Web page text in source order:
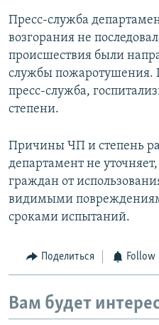
Пресс-служба
возгорания не
происшествия были
службы пожаротушения.
пресс-служба,
степени.
Причины ЧП и степень
департамент не
граждан от
видимыми
сроками испытаний.
Поделиться Follow
Вам будет